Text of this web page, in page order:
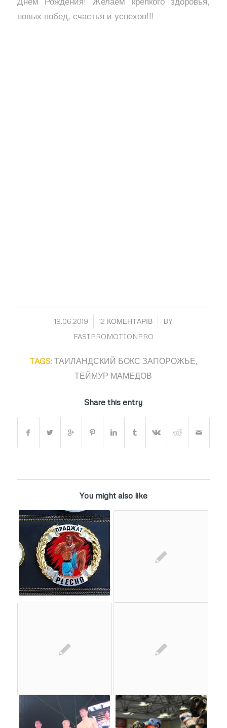
новых побед, счастья и успехов!!!
19.06.2019
/ 12 КОМЕНТАРІВ
/
BY
FASTPROMOTIONPRO
TAGS: ТАИЛАНДСКИЙ БОКС ЗАПОРОЖЬЕ,
ТЕЙМУР МАМЕДОВ
Share this entry
You might also like